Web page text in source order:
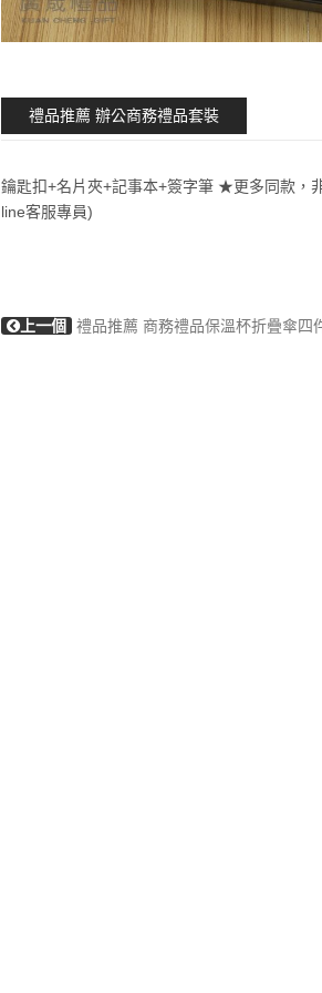
禮品推薦 辦公商務禮品套裝
鑰匙扣+名片夾+記事本+簽字筆 ★更多同款，
line客服專員)
上一個 禮品推薦 商務禮品保溫杯折疊傘四